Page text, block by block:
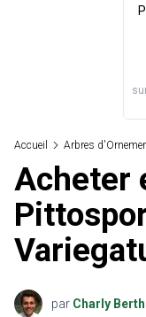
Accueil Arbres
Acheter
par Charly